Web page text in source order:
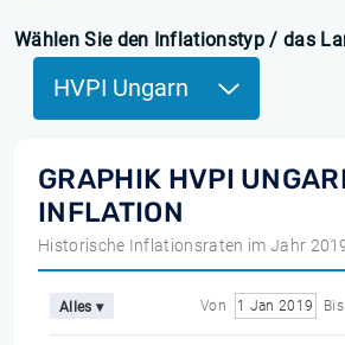
Wählen Sie den Inflationstyp / das
HVPI Ungarn
GRAPHIK HVPI
INFLATION
Historische Inflationsraten im Jahr
Alles ▾ Von 1 Jan 2019 Bis